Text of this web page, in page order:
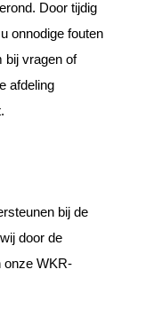
Door tijdig
onnodige fouten
bij vragen of
afdeling
bij de
door de
onze WKR-